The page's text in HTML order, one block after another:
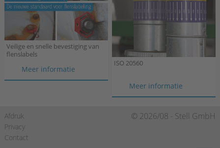
Veilige en snelle bevestiging van
flenslabels
Meer informatie
en
ISO 20560
Meer informatie
20560
Navigatie
overslaan
Afdruk
Privacy
Contact
© 2026/08 - Stell GmbH